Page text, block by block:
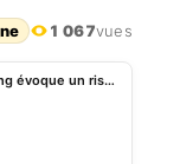
1 067vues
Sommet avec Trump : Xi Jinping évoque un risque de guerre autour de Taïwan